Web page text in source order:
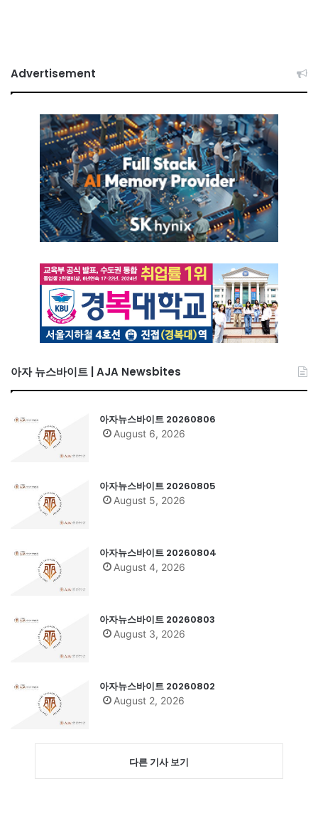
Advertisement
아자 뉴스바이트 | AJA Newsbites
아자뉴스바이트 20260806
August 6, 2026
아자뉴스바이트 20260805
August 5, 2026
아자뉴스바이트 20260804
August 4, 2026
아자뉴스바이트 20260803
August 3, 2026
아자뉴스바이트 20260802
August 2, 2026
다른 기사 보기